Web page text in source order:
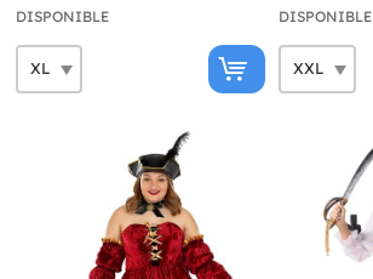
DISPONIBLE DISPONIBLE